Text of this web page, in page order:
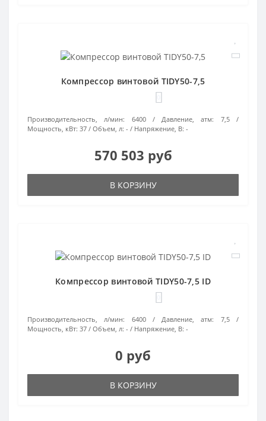
Компрессор винтовой TIDY50-7,5
Производительность, л/мин: 6400 Давление, атм:
7,5
Мощность, кВт: 37 Объем, л: - Напряжение, В: -
570 503 руб
В КОРЗИНУ
Компрессор винтовой TIDY50-7,5 ID
Производительность, л/мин: 6400 Давление, атм:
7,5
Мощность, кВт: 37 Объем, л: - Напряжение, В: -
0 руб
В КОРЗИНУ